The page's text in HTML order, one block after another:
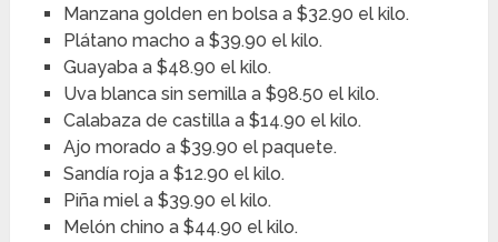
Manzana golden en bolsa a $32.90 el kilo.
Plátano macho a $39.90 el kilo.
Guayaba a $48.90 el kilo.
Uva blanca sin semilla a $98.50 el kilo.
Calabaza de castilla a $14.90 el kilo.
Ajo morado a $39.90 el paquete.
Sandía roja a $12.90 el kilo.
Piña miel a $39.90 el kilo.
Melón chino a $44.90 el kilo.